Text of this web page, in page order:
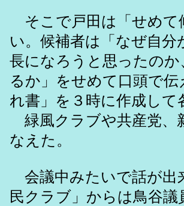
そこで戸田は「せめて
い。候補者は「なぜ自分
長になろうと思ったの
るか」をせめて口頭で
れ書」を３時に作成して
緑風クラブや共産党、
なえた。
会議中みたいで話が出
民クラブ」からは鳥谷